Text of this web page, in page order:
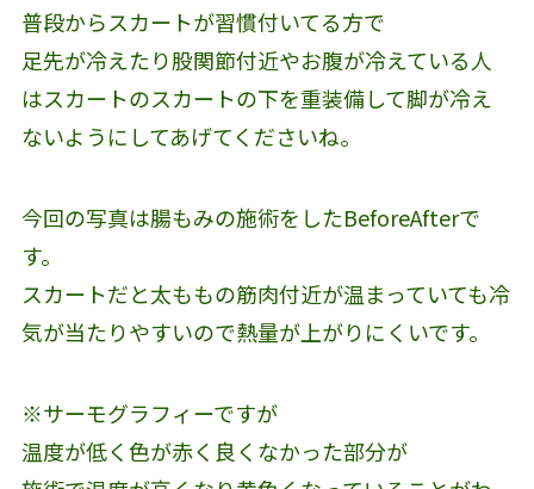
普段からスカートが習慣付いてる方で
足先が冷えたり股関節付近やお腹が冷えている人
はスカートのスカートの下を重装備して脚が冷え
ないようにしてあげてくださいね。
今回の写真は腸もみの施術をしたBeforeAfterで
す。
スカートだと太ももの筋肉付近が温まっていても冷
気が当たりやすいので熱量が上がりにくいです。
※サーモグラフィーですが
温度が低く色が赤く良くなかった部分が